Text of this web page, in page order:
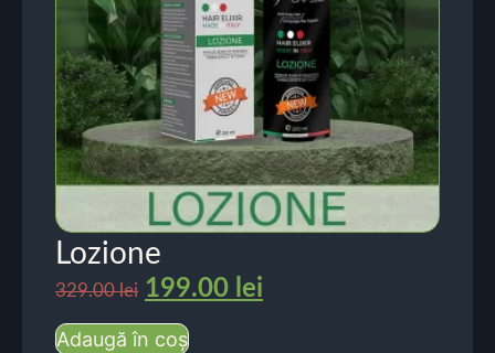
Lozione
329.00lei 199.00 lei
Adaugă în coș